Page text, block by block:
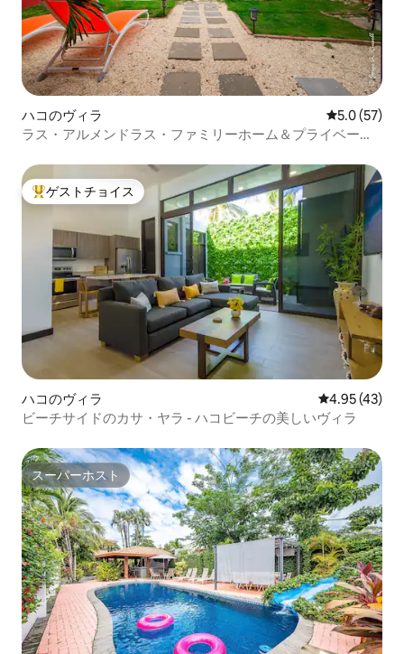
ハコのヴィラ レビュー57
5.0 (57)
ラス・アルメンドラス・ファミリーホーム＆プライベート
大好評のゲストチョイスです。
ゲストチョイス
ハコのヴィラ レビュー43
4.95 (43)
ビーチサイドのカサ・ヤラ - ハコビーチの美しいヴィラ
スーパーホスト
スーパーホスト